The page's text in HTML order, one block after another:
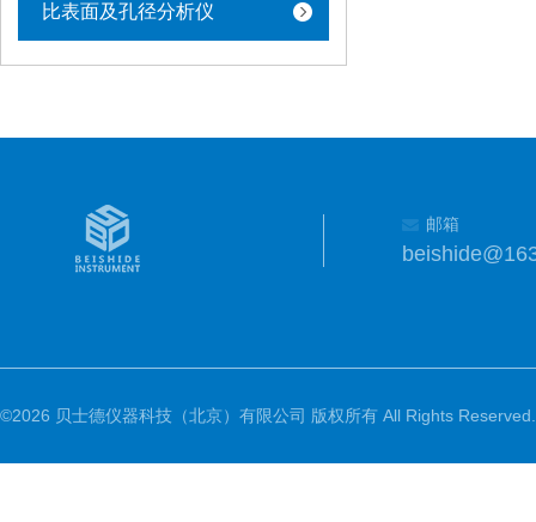
比表面及孔径分析仪
邮箱
©2026 贝士德仪器科技（北京）有限公司 版权所有 All Rights Reserved.